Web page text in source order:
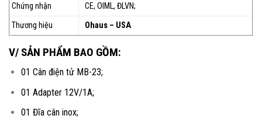
Chứng nhận
CE, OIML, ĐLVN;
Thương hiệu
Ohaus – USA
V/ SẢN PHẨM BAO GỒM:
01 Cân điện tử MB-23;
01 Adapter 12V/1A;
01 Đĩa cân inox;